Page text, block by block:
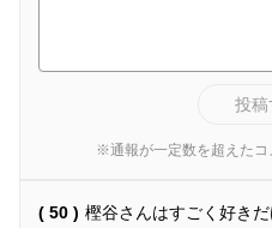
投稿
※通報が一定数を超えたコ
( 50 ) 樫谷さんはすごく好き